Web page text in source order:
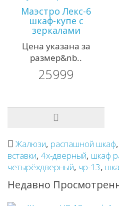
Маэстро Лекс-6
шкаф-купе с
зеркалами
Цена указана за
размер&nb..
25999
Жалюзи, распашной шкаф,
вставки, 4х-дверный, шкаф
четырёхдверный, чр-13,
Недавно